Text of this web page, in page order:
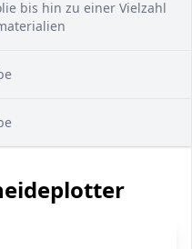
bis hin zu einer Vielzahl